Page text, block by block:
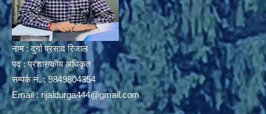
नाम : दुर्गा प्रसाद रिजाल
पद : प्रशासकीय अधिकृत
सम्पर्क नं. : 9849804354
Email : rijaldurga444@gmail.com